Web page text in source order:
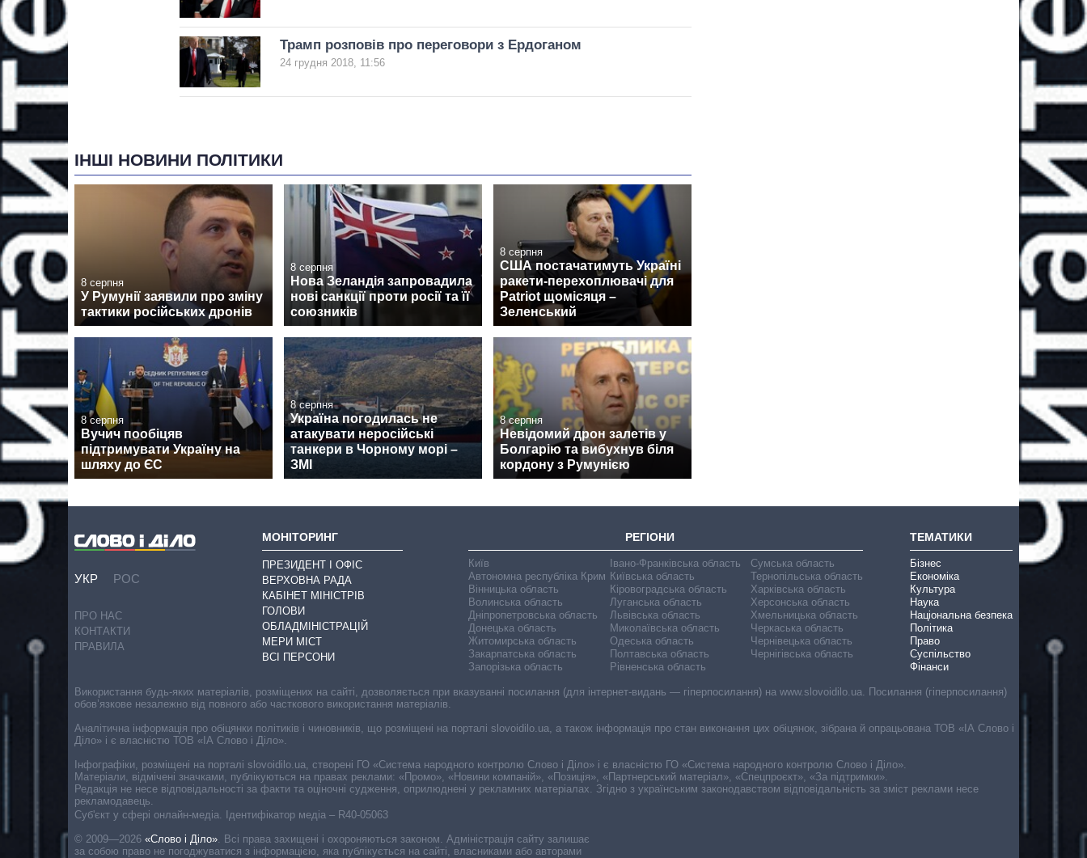
Трамп розповів про переговори з Ердоганом
24 грудня 2018, 11:56
ІНШІ НОВИНИ ПОЛІТИКИ
8 серпня
У Румунії заявили про зміну
тактики російських дронів
8 серпня
Нова Зеландія запровадила
нові санкції проти росії та її
союзників
8 серпня
США постачатимуть Україні
ракети-перехоплювачі для
Patriot щомісяця –
Зеленський
8 серпня
Вучич пообіцяв
підтримувати Україну на
шляху до ЄС
8 серпня
Україна погодилась не
атакувати неросійські
танкери в Чорному морі –
ЗМІ
8 серпня
Невідомий дрон залетів у
Болгарію та вибухнув біля
кордону з Румунією
УКР РОС
ПРО НАС
КОНТАКТИ
ПРАВИЛА
МОНІТОРИНГ
ПРЕЗИДЕНТ І ОФІС
ВЕРХОВНА РАДА
КАБІНЕТ МІНІСТРІВ
ГОЛОВИ
ОБЛАДМІНІСТРАЦІЙ
МЕРИ МІСТ
ВСІ ПЕРСОНИ
РЕГІОНИ
Київ
Автономна республіка Крим
Вінницька область
Волинська область
Дніпропетровська область
Донецька область
Житомирська область
Закарпатська область
Запорізька область
Івано-Франківська область
Київська область
Кіровоградська область
Луганська область
Львівська область
Миколаївська область
Одеська область
Полтавська область
Рівненська область
Сумська область
Тернопільська область
Харківська область
Херсонська область
Хмельницька область
Черкаська область
Чернівецька область
Чернігівська область
ТЕМАТИКИ
Бізнес
Економіка
Культура
Наука
Національна безпека
Політика
Право
Суспільство
Фінанси
Cуб'єкт у сфері онлайн-медіа. Ідентифікатор медіа – R40-05063
© 2009—2026 «Слово і Діло» Всі права захищені і охороняються законом. Адміністрація сайту залишає
за собою право не погоджуватися з інформацією, яка публікується на сайті, власниками або авторами
Використання будь-яких матеріалів, розміщених на сайті, дозволяється при вказуванні посилання (для інтернет-видань — гіперпосилання) на www.slovoidilo.ua. Посилання (гіперпосилання)
обов’язкове незалежно від повного або часткового використання матеріалів.
Аналітична інформація про обіцянки політиків і чиновників, що розміщені на порталі slovoidilo.ua, а також інформація про стан виконання цих обіцянок, зібрана й опрацьована ТОВ «ІА Слово і
Діло» і є власністю ТОВ «ІА Слово і Діло».
Інфографіки, розміщені на порталі slovoidilo.ua, створені ГО «Система народного контролю Слово і Діло» і є власністю ГО «Система народного контролю Слово і Діло».
Матеріали, відмічені значками, публікуються на правах реклами: «Промо», «Новини компаній», «Позиція», «Партнерський матеріал», «Спецпроєкт», «За підтримки».
Редакція не несе відповідальності за факти та оціночні судження, оприлюднені у рекламних матеріалах. Згідно з українським законодавством відповідальність за зміст реклами несе
рекламодавець.